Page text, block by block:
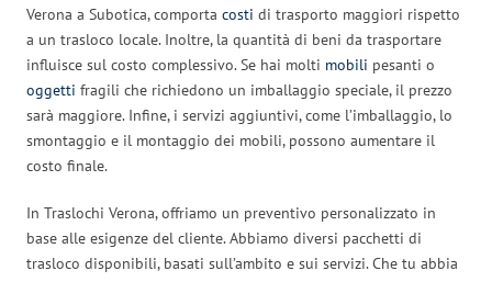
Verona a Subotica, comporta costi di trasporto maggiori rispetto
a un trasloco locale. Inoltre, la quantità di beni da trasportare
influisce sul costo complessivo. Se hai molti mobili pesanti o
oggetti fragili che richiedono un imballaggio speciale, il prezzo
sarà maggiore. Infine, i servizi aggiuntivi, come l’imballaggio, lo
smontaggio e il montaggio dei mobili, possono aumentare il
costo finale.
In Traslochi Verona, offriamo un preventivo personalizzato in
base alle esigenze del cliente. Abbiamo diversi pacchetti di
trasloco disponibili, basati sull’ambito e sui servizi. Che tu abbia